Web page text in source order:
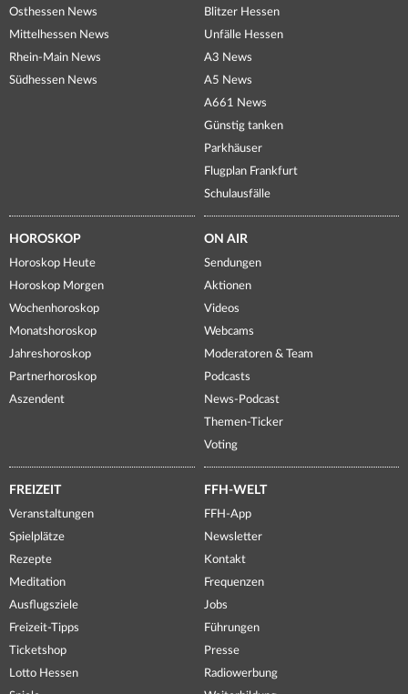
Osthessen News
Mittelhessen News
Rhein-Main News
Südhessen News
Blitzer Hessen
Unfälle Hessen
A3 News
A5 News
A661 News
Günstig tanken
Parkhäuser
Flugplan Frankfurt
Schulausfälle
HOROSKOP
Horoskop Heute
Horoskop Morgen
Wochenhoroskop
Monatshoroskop
Jahreshoroskop
Partnerhoroskop
Aszendent
ON AIR
Sendungen
Aktionen
Videos
Webcams
Moderatoren & Team
Podcasts
News-Podcast
Themen-Ticker
Voting
FREIZEIT
Veranstaltungen
Spielplätze
Rezepte
Meditation
Ausflugsziele
Freizeit-Tipps
Ticketshop
Lotto Hessen
FFH-WELT
FFH-App
Newsletter
Kontakt
Frequenzen
Jobs
Führungen
Presse
Radiowerbung